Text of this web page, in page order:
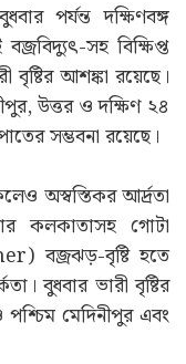
পর্যন্ত দক্ষিণবঙ্গ
সহ বিক্ষিপ্ত
বৃষ্টির আশঙ্কা রয়েছে।
উত্তর ও দক্ষিণ ২৪
সম্ভবনা রয়েছে।
অস্বস্তিকর আর্দ্রতা
কলকাতাসহ গোটা
বজ্রঝড়-বৃষ্টি হতে
বুধবার ভারী বৃষ্টির
মেদিনীপুর এবং